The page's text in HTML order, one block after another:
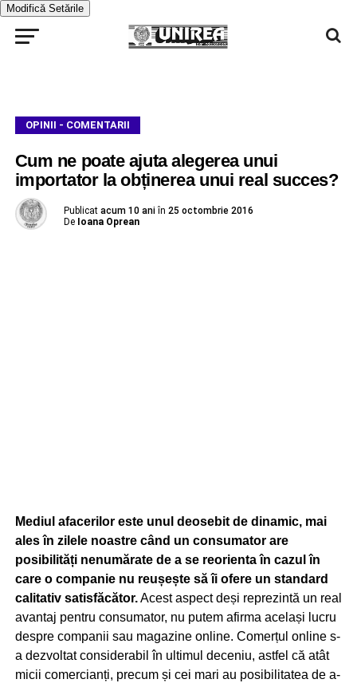
Modifică Setările
OPINII - COMENTARII
Cum ne poate ajuta alegerea unui
importator la obținerea unui real succes?
Publicat acum 10 ani în 25 octombrie 2016
De Ioana Oprean
Mediul afacerilor este unul deosebit de dinamic, mai
ales în zilele noastre când un consumator are
posibilități nenumărate de a se reorienta în cazul în
care o companie nu reușește să îi ofere un standard
calitativ satisfăcător.Acest aspect deși reprezintă un real
avantaj pentru consumator, nu putem afirma același lucru
despre companii sau magazine online. Comerțul online s-
a dezvoltat considerabil în ultimul deceniu, astfel că atât
micii comercianți, precum și cei mari au posibilitatea de a-